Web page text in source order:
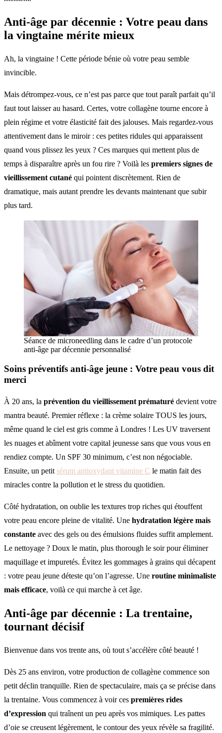
Anti-âge par décennie : Votre peau dans
la vingtaine mérite mieux
Ah, la vingtaine ! Cette période bénie où votre peau semble
invincible.
Mais détrompez-vous, ce n’est pas parce que tout paraît parfait qu’il
faut tout laisser au hasard. Certes, votre collagène tourne encore à
plein régime et votre élasticité fait des jalouses. Mais regardez-vous
attentivement dans le miroir : ces petites ridules qui apparaissent
quand vous plissez les yeux ? Ces marques qui mettent plus de
temps à disparaître après un fou rire ? Voilà les premiers signes de
vieillissement cutané qui pointent discrètement. Rien de
dramatique, mais autant prendre les devants maintenant que subir
plus tard.
Séance de microneedling dans le cadre d’un protocole
anti-âge par décennie personnalisé
Soins préventifs anti-âge jeune : Votre peau vous dit
merci
À 20 ans, la prévention du vieillissement prématuré devient votre
mantra beauté. Premier réflexe : la crème solaire TOUS les jours,
même quand le ciel est gris comme à Londres ! Les UV traversent
les nuages et abîment votre capital jeunesse sans que vous vous en
rendiez compte. Un SPF 30 minimum, c’est non négociable.
Ensuite, un petit sérum antioxydant vitamine C le matin fait des
miracles contre la pollution et le stress du quotidien.
Côté hydratation, on oublie les textures trop riches qui étouffent
votre peau encore pleine de vitalité. Une hydratation légère mais
constante avec des gels ou des émulsions fluides suffit amplement.
Le nettoyage ? Doux le matin, plus thorough le soir pour éliminer
maquillage et impuretés. Évitez les gommages à grains qui décapent
: votre peau jeune déteste qu’on l’agresse. Une routine minimaliste
mais efficace, voilà ce qui marche à cet âge.
Anti-âge par décennie : La trentaine,
tournant décisif
Bienvenue dans vos trente ans, où tout s’accélère côté beauté !
Dès 25 ans environ, votre production de collagène commence son
petit déclin tranquille. Rien de spectaculaire, mais ça se précise dans
la trentaine. Vous commencez à voir ces premières rides
d’expression qui traînent un peu après vos mimiques. Les pattes
d’oie se creusent légèrement, le contour des yeux révèle sa fragilité.